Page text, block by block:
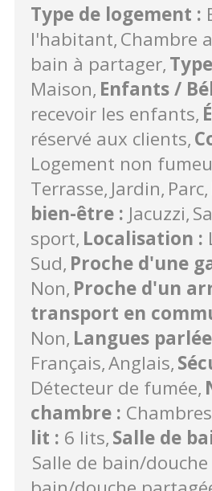
Type de logement :
l'habitant Chambre
bain à partager
Maison Enfants /
recevoir les enfants
réservé aux clients
Logement non
Terrasse Jardin Parc
bien-être : Jacuzzi
sport Localisation :
Sud Proche d'une
Non Proche d'un
transport en
Non Langues
Français Anglais
Détecteur de fumée
chambre :
lit : 6 lits Salle de
Salle de bain/douche